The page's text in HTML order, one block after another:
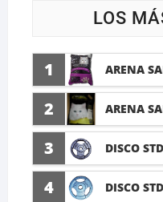
LOS
1 ARENA
2 ARENA
3 DISCO
4 DISCO